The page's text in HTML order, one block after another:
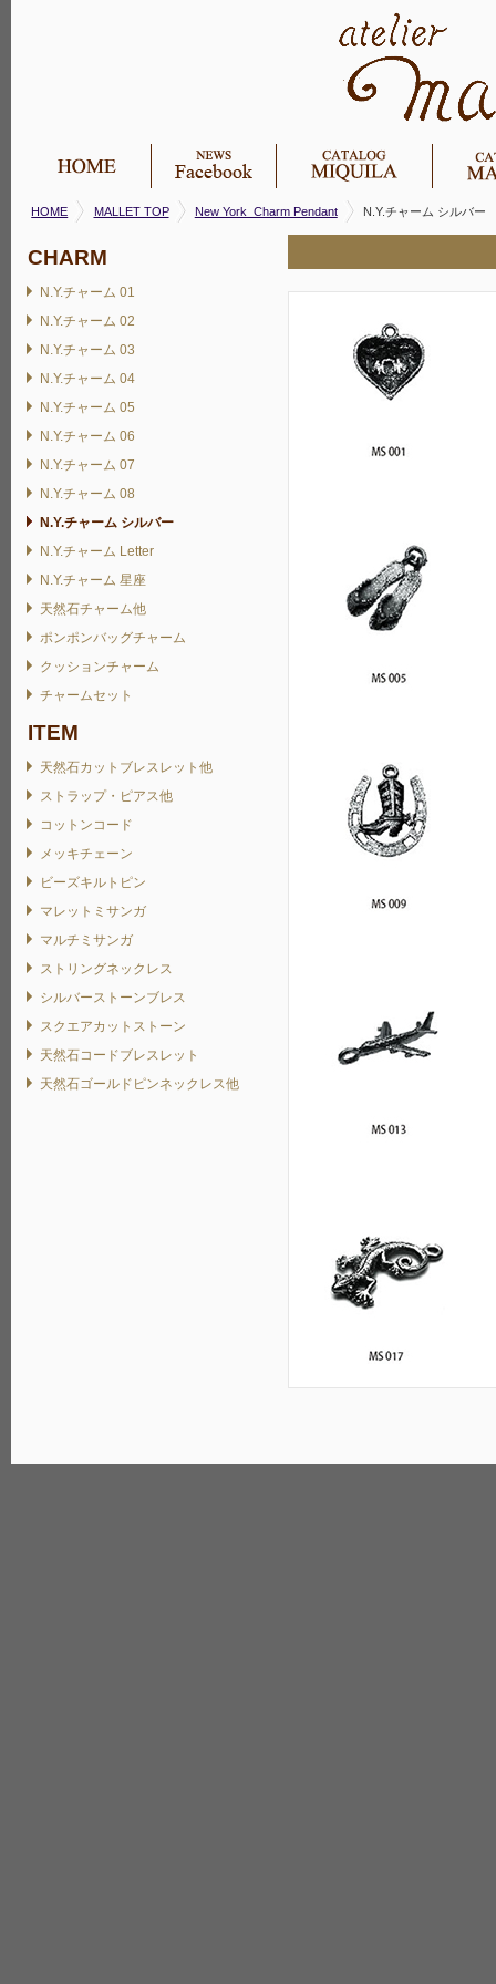
HOME MALLET TOP New York Charm Pendant N.Y.チャーム シルバー
CHARM
N.Y.チャーム 01
N.Y.チャーム 02
N.Y.チャーム 03
N.Y.チャーム 04
N.Y.チャーム 05
N.Y.チャーム 06
N.Y.チャーム 07
N.Y.チャーム 08
N.Y.チャーム シルバー
N.Y.チャーム Letter
N.Y.チャーム 星座
天然石チャーム他
ポンポンバッグチャーム
クッションチャーム
チャームセット
ITEM
天然石カットブレスレット他
ストラップ・ピアス他
コットンコード
メッキチェーン
ビーズキルトピン
マレットミサンガ
マルチミサンガ
ストリングネックレス
シルバーストーンブレス
スクエアカットストーン
天然石コードブレスレット
天然石ゴールドピンネックレス他